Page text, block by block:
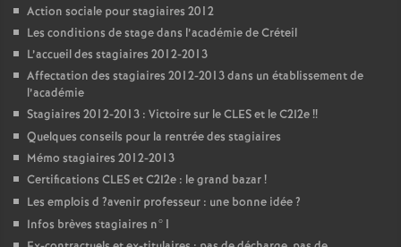
Action sociale pour stagiaires 2012
Les conditions de stage dans l’académie de Créteil
L’accueil des stagiaires 2012-2013
Affectation des stagiaires 2012-2013 dans un établissement de
l’académie
Stagiaires 2012-2013 : Victoire sur leCLESet le C2I2e!!
Quelques conseils pour la rentrée des stagiaires
Mémo stagiaires 2012-2013
Certifications CLESet C2I2e : le grand bazar!
Les emplois d ?avenir professeur : une bonne idée?
Infos brèves stagiaires n°1